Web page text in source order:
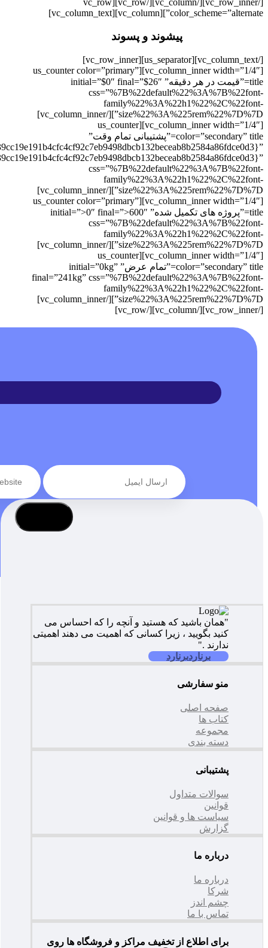
[/vc_row_inner][/vc_column][/vc_row][vc_row
color_scheme=”alternate”][vc_column][vc_column_text]
پیشوند و پسوند
[/vc_column_text][us_separator][vc_row_inner]
[vc_column_inner width=”1/4″][us_counter color=”primary”
title=”قیمت در هر دقیقه” initial=”$0″ final=”$26″
css=”%7B%22default%22%3A%7B%22font-
family%22%3A%22h1%22%2C%22font-
size%22%3A%225rem%22%7D%7D”][/vc_column_inner]
[vc_column_inner width=”1/4″][us_counter
color=”secondary” title=”پشتیبانی تمام وقت”
css=”%7B%22default%22%3A%7B%22font-
family%22%3A%22h1%22%2C%22font-
size%22%3A%225rem%22%7D%7D”][/vc_column_inner]
[vc_column_inner width=”1/4″][us_counter color=”primary”
title=”پروژه های تکمیل شده” initial=”>0″ final=”>600″
css=”%7B%22default%22%3A%7B%22font-
family%22%3A%22h1%22%2C%22font-
size%22%3A%225rem%22%7D%7D”][/vc_column_inner]
[vc_column_inner width=”1/4″][us_counter
color=”secondary” title=”تمام عرض” initial=”0kg”
final=”241kg” css=”%7B%22default%22%3A%7B%22font-
family%22%3A%22h1%22%2C%22font-
size%22%3A%225rem%22%7D%7D”][/vc_column_inner]
[/vc_row_inner][/vc_column][/vc_row]
"همان باشید که هستید و آنچه را که احساس می
کنید بگویید ، زیرا کسانی که اهمیت می دهند اهمیتی
ندارند ."
برناردبرنارد
منو سفارشی
صفحه اصلی
کتاب ها
مجموعه
دسته بندی
پشتیبانی
سوالات متداول
قوانین
سیاست ها و قوانین
گزارش
درباره ما
درباره ما
شرکا
چشم اندز
تماس با ما
برای اطلاع از تخفیف مراکز و فروشگاه ها روی